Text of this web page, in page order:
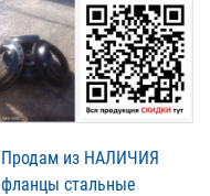
Продам из НАЛИЧИЯ
фланцы стальные